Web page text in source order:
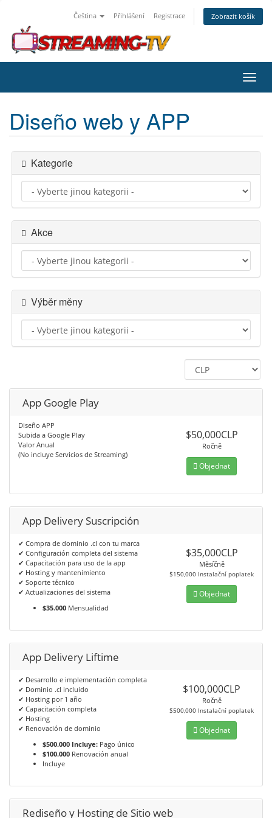
Čeština Přihlášení Registrace Zobrazit košík
Diseño web y APP
Kategorie
Akce
Výběr měny
App Google Play
Diseño APP
Subida a Google Play
Valor Anual
(No incluye Servicios de Streaming)
$50,000CLP
Ročně
Objednat
App Delivery Suscripción
✔ Compra de dominio .cl con tu marca
✔ Configuración completa del sistema
✔ Capacitación para uso de la app
✔ Hosting y mantenimiento
✔ Soporte técnico
✔ Actualizaciones del sistema
$35.000 Mensualidad
$35,000CLP
Měsíčně
$150,000 Instalační poplatek
Objednat
App Delivery Liftime
✔ Desarrollo e implementación completa
✔ Dominio .cl incluido
✔ Hosting por 1 año
✔ Capacitación completa
✔ Hosting
✔ Renovación de dominio
$500.000 Incluye: Pago único
$100.000 Renovación anual
Incluye
$100,000CLP
Ročně
$500,000 Instalační poplatek
Objednat
Rediseño y Hosting de Sitio web